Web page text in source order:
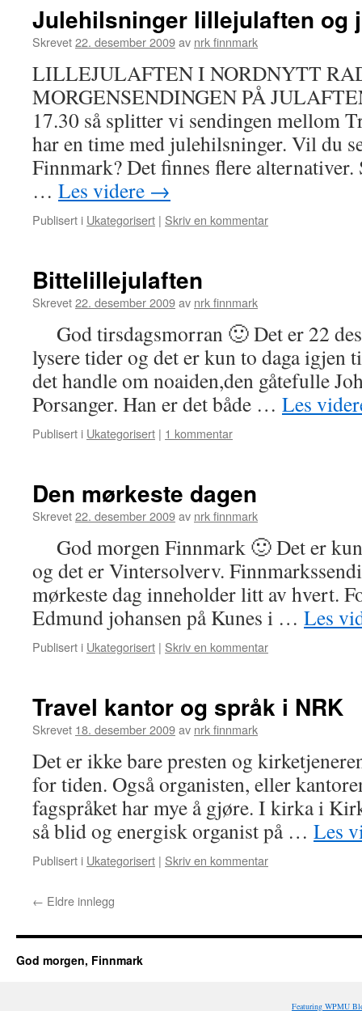
Julehilsninger lillejulaften og
Skrevet22. desember 2009av nrk finnmark
LILLEJULAFTEN I NORDNYTT
MORGENSENDINGEN PÅ
17.30 så splitter vi sendingen mellom
har en time med julehilsninger. Vil du
Finnmark? Det finnes flere
… Les videre →
Publisert i Ukategorisert | Skriv en kommentar
Bittelillejulaften
Skrevet22. desember 2009av nrk finnmark
God tirsdagsmorran 🙂 Det er 22
lysere tider og det er kun to daga
det handle om noaiden,den gåtefulle
Porsanger. Han er det både … Les
Publisert i Ukategorisert | 1 kommentar
Den mørkeste dagen
Skrevet22. desember 2009av nrk finnmark
God morgen Finnmark 🙂 Det er
og det er Vintersolverv.
mørkeste dag inneholder litt av hvert.
Edmund johansen på Kunes i … Les
Publisert i Ukategorisert | Skriv en kommentar
Travel kantor og språk i NRK
Skrevet 18. desember 2009av nrk finnmark
Det er ikke bare presten og
for tiden. Også organisten, eller
fagspråket har mye å gjøre. I kirka i
så blid og energisk organist på … Les
Publisert i Ukategorisert | Skriv en kommentar
← Eldre innlegg
God morgen, Finnmark
Featuring WPMU